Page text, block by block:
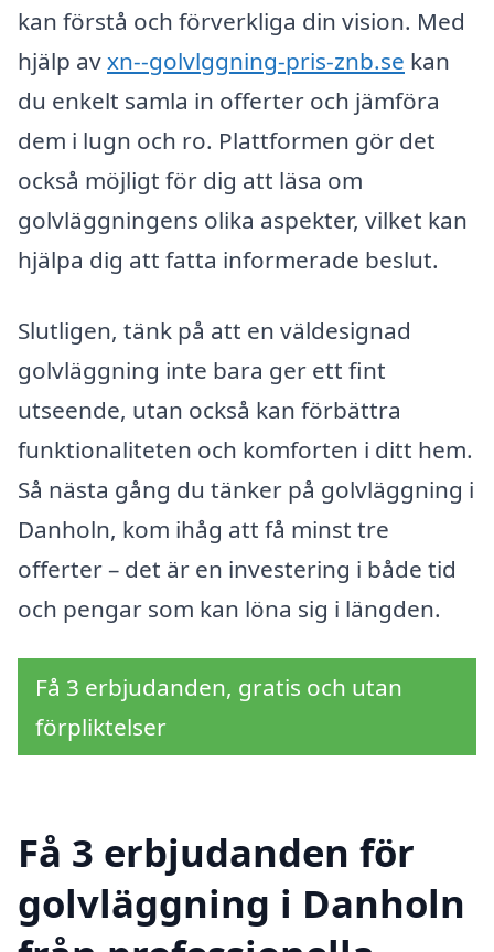
kan förstå och förverkliga din vision. Med
hjälp avxn--golvlggning-pris-znb.se kan
du enkelt samla in offerter och jämföra
dem i lugn och ro. Plattformen gör det
också möjligt för dig att läsa om
golvläggningens olika aspekter, vilket kan
hjälpa dig att fatta informerade beslut.
Slutligen, tänk på att en väldesignad
golvläggning inte bara ger ett fint
utseende, utan också kan förbättra
funktionaliteten och komforten i ditt hem.
Så nästa gång du tänker på golvläggning i
Danholn, kom ihåg att få minst tre
offerter – det är en investering i både tid
och pengar som kan löna sig i längden.
Få 3 erbjudanden, gratis och utan
förpliktelser
Få 3 erbjudanden för
golvläggning i Danholn